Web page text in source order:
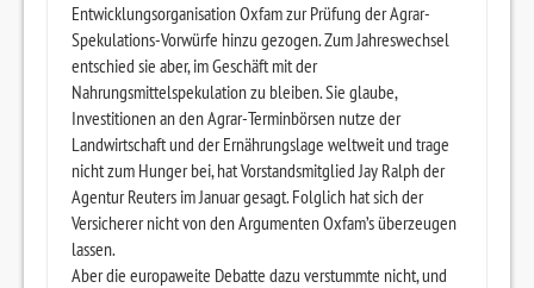
Entwicklungsorganisation Oxfam zur Prüfung der Agrar-
Spekulations-Vorwürfe hinzu gezogen. Zum Jahreswechsel
entschied sie aber, im Geschäft mit der
Nahrungsmittelspekulation zu bleiben. Sie glaube,
Investitionen an den Agrar-Terminbörsen nutze der
Landwirtschaft und der Ernährungslage weltweit und trage
nicht zum Hunger bei, hat Vorstandsmitglied Jay Ralph der
Agentur Reuters im Januar gesagt. Folglich hat sich der
Versicherer nicht von den Argumenten Oxfam’s überzeugen
lassen.
Aber die europaweite Debatte dazu verstummte nicht, und